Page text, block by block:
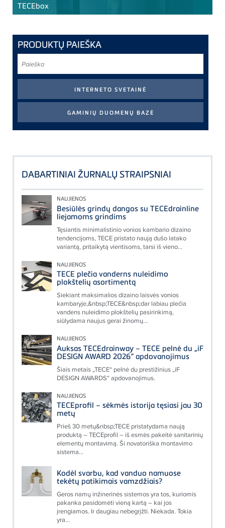
TECEbox
PRODUKTŲ PAIEŠKA
DABARTINIAI ŽURNALŲ STRAIPSNIAI
NAUJIENOS
Besiūlės grindų dangos su TECEdrainline
liejamoms grindims
Tęsiantis minimalistinio vonios kambario dizaino
tendencijoms, TECE pristato naują dušo latako
variantą, pritaikytą vientisoms, tarsi iš vieno...
NAUJIENOS
TECE plečia vanderns nuleidimo
plokštelių asortimentą
Siekiant maksimalios dizaino laisvės vonios
kambaryje,&nbsp;TECE&nbsp;dar labiau plečia
vandens nuleidimo plokštelių pasirinkimą,
siūlydama naujus gerai žinomų...
NAUJIENOS
Auksas TECEdrainway – TECE pelnė du „iF
DESIGN AWARD 2026“ apdovanojimus
Šiais metais „TECE“ pelnė du prestižinius „iF
DESIGN AWARDS“ apdovanojimus.
NAUJIENOS
TECEprofil – sėkmės istorija tęsiasi jau 30
metų
Prieš 30 metų&nbsp;TECE pristatydama naują
produktą – TECEprofil – iš esmės pakeitė sanitarinių
elementų montavimą. Ši novatoriška montavimo
sistema...
Kodėl svarbu, kad vanduo namuose
tekėtų patikimais vamzdžiais?
Geros namų inžinerinės sistemos yra tos, kuriomis
pakanka pasidomėti vieną kartą – kai jos
įrengiamos. Ir daugiau nebegrįžti. Niekada. Tokia
yra...